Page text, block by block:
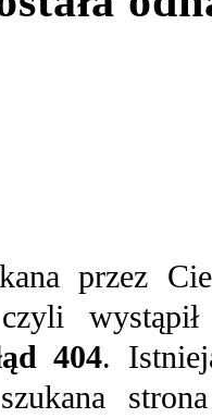
przez
404.